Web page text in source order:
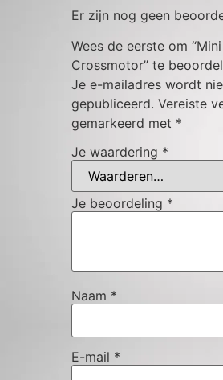
Er zijn nog geen
Wees de eerste om “Mini
Crossmotor” te
Je e-mailadres wordt
gepubliceerd. Vereiste
gemarkeerd met *
Je waardering *
Je beoordeling *
Naam *
E-mail *